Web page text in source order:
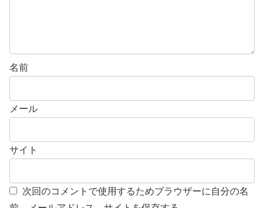
名前
メール
サイト
次回のコメントで使用するためブラウザーに自分の名